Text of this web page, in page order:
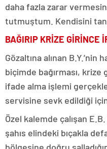
daha fazla zarar
tutmuştum. Kendisini
BAĞIRIP KRİZE GİRİNCE
Gözaltına alınan B.Y.’nin
biçimde bağırması, krize
ifade alma işlemi
servisine sevk edildiği için
Özel kalemde çalışan
şahıs elindeki bıçakla